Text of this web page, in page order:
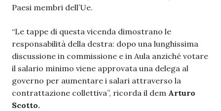
Paesi membri dell’Ue.
“Le tappe di questa vicenda dimostrano le
responsabilità della destra: dopo una lunghissima
discussione in commissione e in Aula anziché votare
il salario minimo viene approvata una delega al
governo per aumentare i salari attraverso la
contrattazione collettiva”, ricorda il dem Arturo
Scotto.